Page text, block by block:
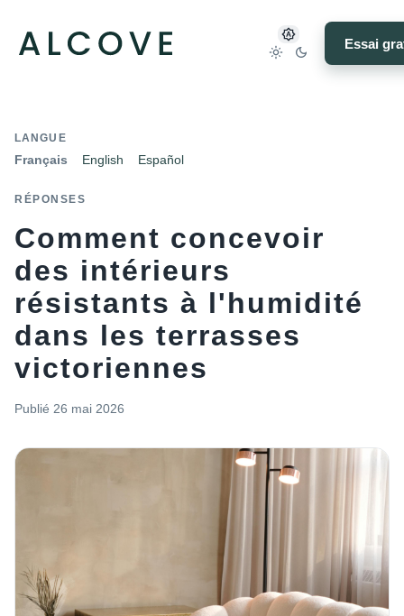
Essai
LANGUE
Français English Español
RÉPONSES
Comment concevoir
des intérieurs
résistants à l'humidité
dans les terrasses
victoriennes
Publié 26 mai 2026